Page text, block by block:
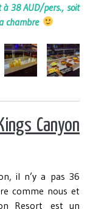
38 AUD/pers., soit
chambre
Canyon
il n’y a pas 36
comme nous et
Resort est un